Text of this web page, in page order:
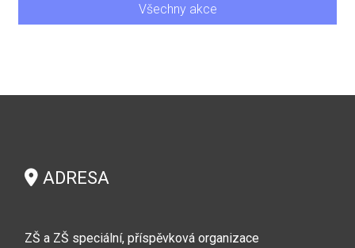
Všechny akce
ADRESA
ZŠ a ZŠ speciální, příspěvková organizace